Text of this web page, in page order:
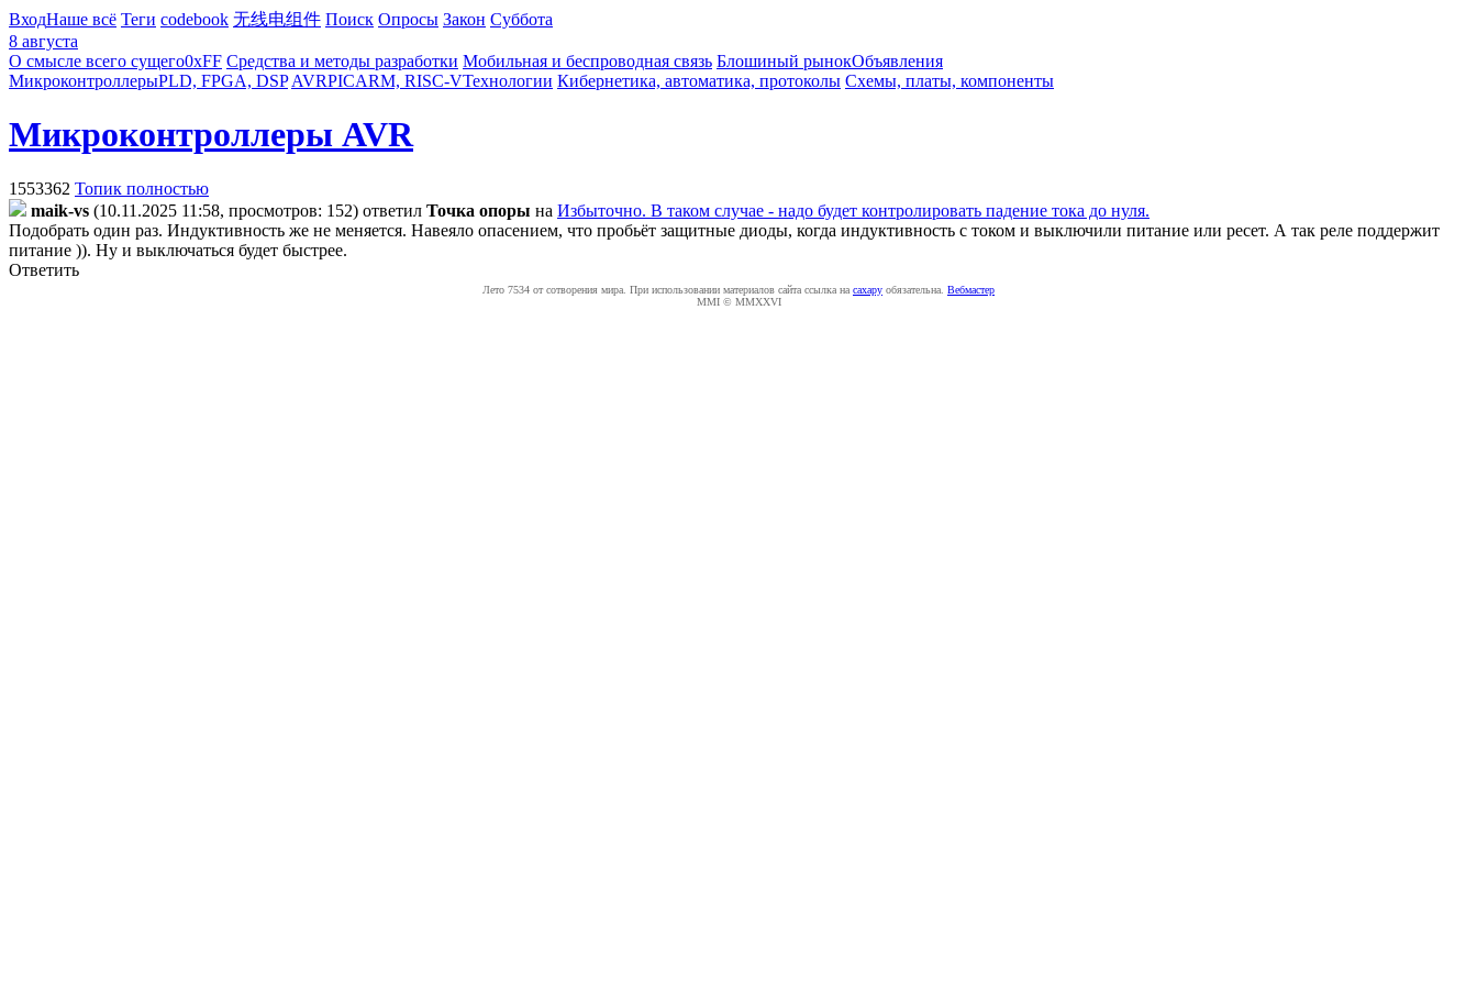
ВходНаше всё Теги codebook 无线电组件 Поиск Опросы Закон Суббота
8 августа
О смысле всего сущего0xFF Средства и методы разработки Мобильная и беспроводная связь Блошиный рынокОбъявления
МикроконтроллерыPLD, FPGA, DSP AVRPICARM, RISC-VТехнологии Кибернетика, автоматика, протоколы Схемы, платы, компоненты
Микроконтроллеры AVR
1553362 Топик полностью
maik-vs (10.11.2025 11:58, просмотров: 152) ответил Toчкa oпopы на Избыточно. В таком случае - надо будет контролировать падение тока до нуля.
Подобрать один раз. Индуктивность же не меняется. Навеяло опасением, что пробьёт защитные диоды, когда индуктивность с током и выключили питание или ресет. А так реле поддержит
питание )). Ну и выключаться будет быстрее.
Ответить
Лето 7534 от сотворения мира. При использовании материалов сайта ссылка на caxapу обязательна. Вебмастер
MMI © MMXXVI